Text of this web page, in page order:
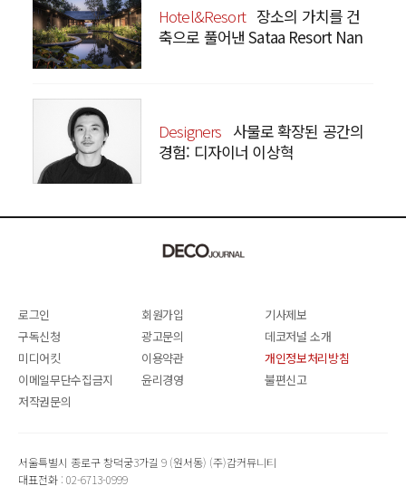
Hotel&Resort 장소의 가치를 건
축으로 풀어낸 Sataa Resort Nan
Designers 사물로 확장된 공간의
경험: 디자이너 이상혁
로그인 회원가입
기사제보
구독신청
광고문의
데코저널 소개
미디어킷
이용약관
개인정보처리방침
이메일무단수집금지
윤리경영
불편신고
저작권문의
서울특별시 종로구 창덕궁3가길 9 (원서동) (주)감커뮤니티
대표전화 : 02-6713-0999